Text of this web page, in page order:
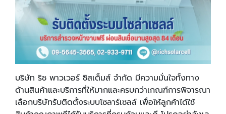
บริษัท ริช พาวเวอร์ ซิสเต็มส์ จำกัด มีความมั่นใจทั้งทาง
ด้านสินค้าและบริการที่ให้มากและครบกว่าเกณฑ์การพิจารณา
เลือกบริษัทรับติดตั้งระบบโซลาร์เซลล์ เพื่อให้ลูกค้าได้ใช้